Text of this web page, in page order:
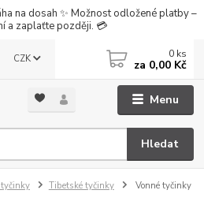
na dosah ✨ Možnost odložené platby –
a zaplaťte později. 💳
Menu
CZK
Hledat
0 ks
za 0,00 Kč
tyčinky Tibetské tyčinky
Vonné tyčinky